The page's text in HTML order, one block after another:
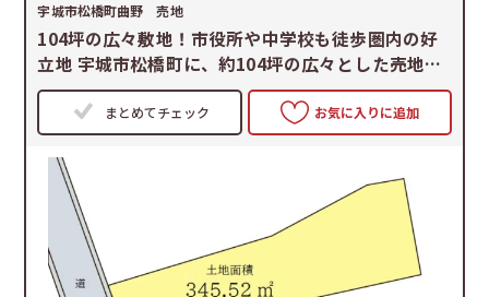
宇城市松橋町曲野 売地
104坪の広々敷地！市役所や中学校も徒歩圏内の好
立地 宇城市松橋町に、約104坪の広々とした売地が
登場しました。 宇城市役所まで徒歩8分、松橋中学
校まで徒歩9分と、公共施設や教育施設が徒歩圏内
に揃う大変便利な立地です。周辺にはドラッグスト
ア（徒歩10分）やスーパーも点在し、日々の買い物
にも困りません。 100坪超の敷地を活かし、平屋建
てや広いお庭、駐車場を複数台確保するなど、こだ
わりのマイホームを叶えたい方に最適。利便性とゆ
とりを両立した住環境です。
まとめてチェック お気に入りに追加